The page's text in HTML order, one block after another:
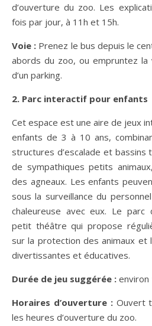
d’ouverture du zoo. Les
fois par jour, à 11h et 15h.
Voie : Prenez le bus depuis le
abords du zoo, ou empruntez la
d’un parking.
2. Parc interactif pour enfants
Cet espace est une aire de jeux
enfants de 3 à 10 ans,
structures d’escalade et bassins
de sympathiques petits
des agneaux. Les enfants
sous la surveillance du
chaleureuse avec eux. Le parc
petit théâtre qui propose
sur la protection des animaux et
divertissantes et éducatives.
Durée de jeu suggérée : environ
Horaires d’ouverture :Ouvert
les heures d’ouverture du zoo.